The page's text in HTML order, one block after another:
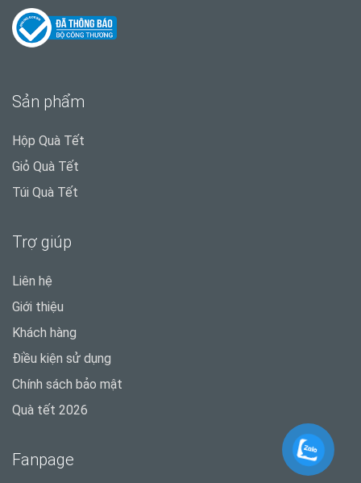
Sản phẩm
Hộp Quà Tết
Giỏ Quà Tết
Túi Quà Tết
Trợ giúp
Liên hệ
Giới thiệu
Khách hàng
Điều kiện sử dụng
Chính sách bảo mật
Quà tết 2026
Fanpage